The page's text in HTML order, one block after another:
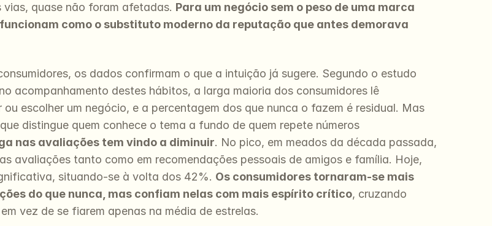
quase não foram afetadas. Para um negócio sem o peso de uma marca
como o substituto moderno da reputação que antes demorava
os dados confirmam o que a intuição já sugere. Segundo o estudo
acompanhamento destes hábitos, a larga maioria dos consumidores lê
escolher um negócio, e a percentagem dos que nunca o fazem é residual. Mas
distingue quem conhece o tema a fundo de quem repete números
nas avaliações tem vindo a diminuir. No pico, em meados da década passada,
avaliações tanto como em recomendações pessoais de amigos e família. Hoje,
situando-se à volta dos 42%. Os consumidores tornaram-se mais
do que nunca, mas confiam nelas com mais espírito crítico, cruzando
vez de se fiarem apenas na média de estrelas.